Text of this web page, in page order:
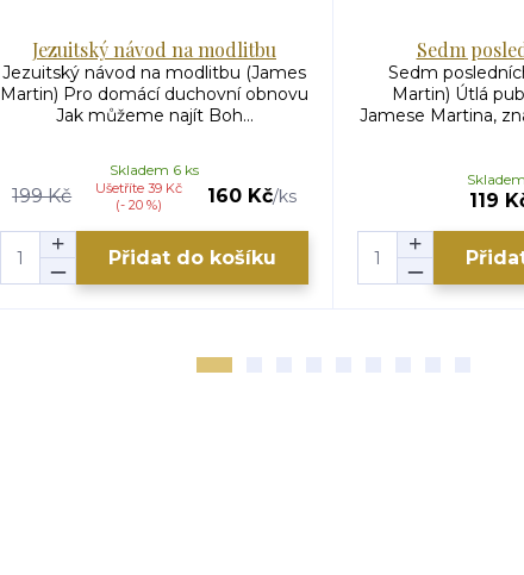
Jezuitský návod na modlitbu
Jezuitský návod na modlitbu (James
Martin) Pro domácí duchovní obnovu
Jak můžeme najít Boh...
199 Kč
Ušetříte 39 Kč
(- 20 %)
160 Kč/ks
Skladem 6 ks
Přidat do košíku
Sedm
Sedm
Martin) Útlá
Jamese Martina,
119